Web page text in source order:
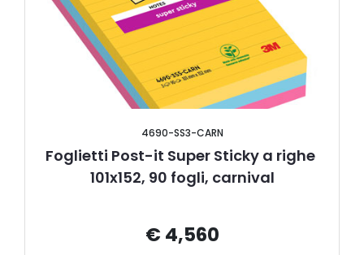
4690-SS3-CARN
Foglietti Post-it Super Sticky a righe
101x152, 90 fogli, carnival
€ 4,560